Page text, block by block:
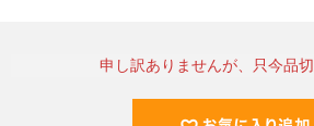
申し訳ありませんが、只今品切